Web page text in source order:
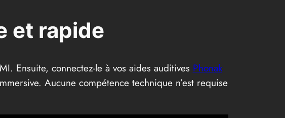
et rapide
Ensuite, connectez-le à vos aides auditives Phonak
Aucune compétence technique n’est requise